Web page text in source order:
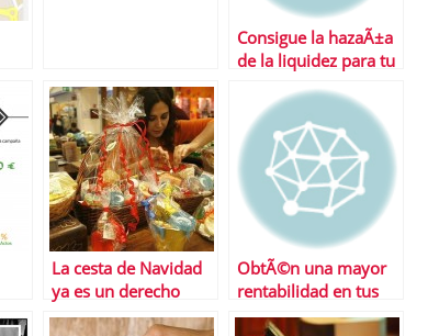
Consigue la hazaÃ±a
de la liquidez para tu
La cesta de Navidad
ya es un derecho
adquirido por los
ObtÃ©n una mayor
rentabilidad en tus
ahorros con los